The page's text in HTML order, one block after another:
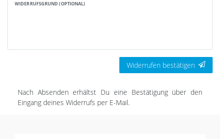
WIDERRUFSGRUND (OPTIONAL)
Widerrufen bestätigen
Nach Absenden erhältst Du eine Bestätigung über den
Eingang deines Widerrufs per E-Mail.